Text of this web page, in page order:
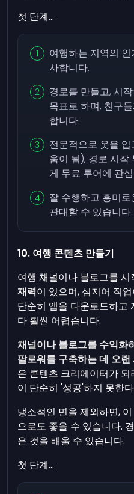
첫 단계...
여행하는 지역의
사합니다.
경로를 만들고, 시
목표로 하며, 친구
합니다.
전문적으로 옷을
움이 됨), 경로 시작
게 무료 투어에 관
잘 수행하고 흥미
관대할 수 있습니다.
10. 여행 콘텐츠 만들기
여행 채널이나 블로그를 시
재력이 있으며, 심지어 직
단순히 앱을 다운로드하고
다 훨씬 어렵습니다.
채널이나 블로그를 수익화
팔로워를 구축하는 데 오
은 콘텐츠 크리에이터가
이 단순히 '성공'하지 못한
냉소적인 면을 제외하면,
으로도 좋을 수 있습니다.
은 것을 배울 수 있습니다.
첫 단계...